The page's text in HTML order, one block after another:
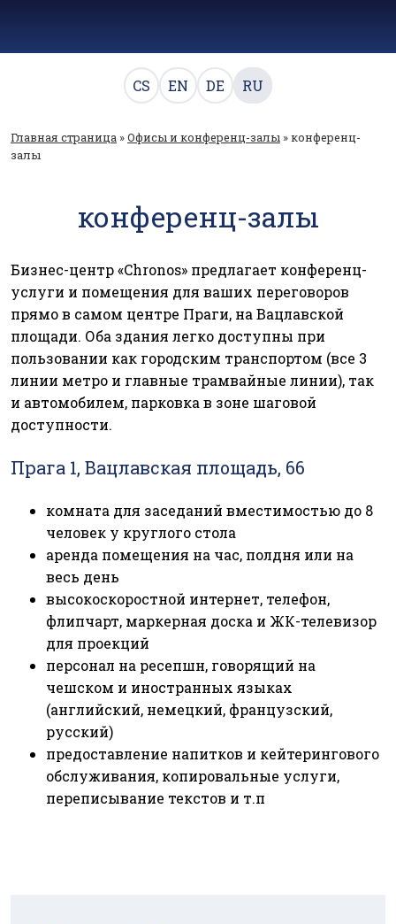
CS EN DE RU
Главная страница »Офисы и конференц-залы »конференц-
залы
конференц-залы
Бизнес-центр «Chronos» предлагает конференц-
услуги и помещения для ваших переговоров
прямо в самом центре Праги, на Вацлавской
площади. Оба здания легко доступны при
пользовании как городским транспортом (все 3
линии метро и главные трамвайные линии), так
и автомобилем, парковка в зоне шаговой
доступности.
Прага 1, Вацлавская площадь, 66
комната для заседаний вместимостью до 8
человек у круглого стола
аренда помещения на час, полдня или на
весь день
высокоскоростной интернет, телефон,
флипчарт, маркерная доска и ЖК-телевизор
для проекций
персонал на ресепшн, говорящий на
чешском и иностранных языках
(английский, немецкий, французский,
русский)
предоставление напитков и кейтерингового
обслуживания, копировальные услуги,
переписывание текстов и т.п